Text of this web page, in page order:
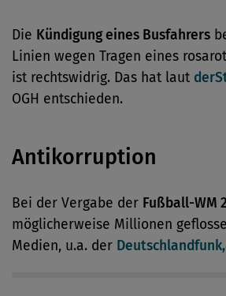
Die Kündigung eines Busfahrers
Linien wegen Tragen eines
ist rechtswidrig. Das hat laut
OGH entschieden.
Antikorruption
Bei der Vergabe der Fußball-WM
möglicherweise Millionen
Medien, u.a. der Deutschlandfunk,